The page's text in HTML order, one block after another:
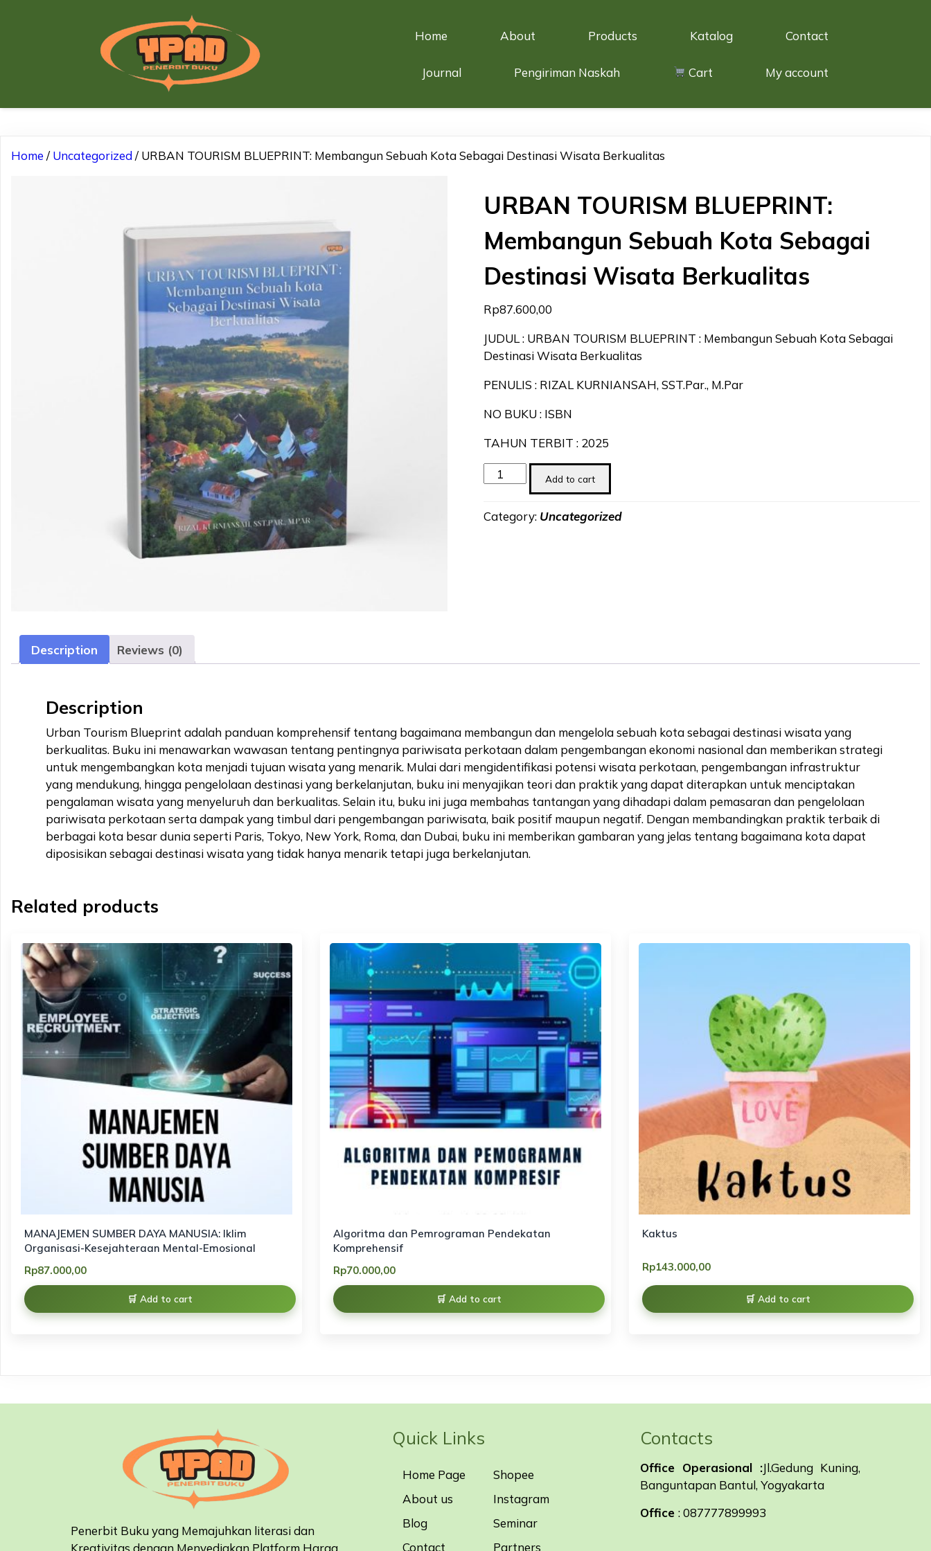
Home About Products Katalog Contact
Journal Pengiriman Naskah Cart My account
Home /Uncategorized/ URBAN TOURISM BLUEPRINT: Membangun Sebuah Kota Sebagai Destinasi Wisata Berkualitas
URBAN TOURISM BLUEPRINT:
Membangun Sebuah Kota Sebagai
Destinasi Wisata Berkualitas
Rp87.600,00
JUDUL : URBAN TOURISM BLUEPRINT : Membangun Sebuah Kota Sebagai
Destinasi Wisata Berkualitas
PENULIS : RIZAL KURNIANSAH, SST.Par., M.Par
NO BUKU : ISBN
TAHUN TERBIT : 2025
URBAN
TOURISM
Membangun
Add to cart
Category: Uncategorized
Description Reviews (0)
Description
Urban Tourism Blueprint adalah panduan komprehensif tentang bagaimana membangun dan mengelola sebuah kota sebagai destinasi wisata yang
berkualitas. Buku ini menawarkan wawasan tentang pentingnya pariwisata perkotaan dalam pengembangan ekonomi nasional dan memberikan strategi
untuk mengembangkan kota menjadi tujuan wisata yang menarik. Mulai dari mengidentifikasi potensi wisata perkotaan, pengembangan infrastruktur
yang mendukung, hingga pengelolaan destinasi yang berkelanjutan, buku ini menyajikan teori dan praktik yang dapat diterapkan untuk menciptakan
pengalaman wisata yang menyeluruh dan berkualitas. Selain itu, buku ini juga membahas tantangan yang dihadapi dalam pemasaran dan pengelolaan
pariwisata perkotaan serta dampak yang timbul dari pengembangan pariwisata, baik positif maupun negatif. Dengan membandingkan praktik terbaik di
berbagai kota besar dunia seperti Paris, Tokyo, New York, Roma, dan Dubai, buku ini memberikan gambaran yang jelas tentang bagaimana kota dapat
diposisikan sebagai destinasi wisata yang tidak hanya menarik tetapi juga berkelanjutan.
Related products
MANAJEMEN SUMBER DAYA MANUSIA: Iklim
Organisasi-Kesejahteraan Mental-Emosional
Rp87.000,00
Add to cart
Algoritma dan Pemrograman Pendekatan
Komprehensif
Rp70.000,00
Add to cart
Kaktus
Rp143.000,00
Add to cart
Penerbit Buku yang Memajuhkan literasi dan
Kreativitas dengan Menyediakan Platform Harga
Quick Links
Home Page
About us
Blog
Contact
Shopee
Instagram
Seminar
Partners
Contacts
Office Operasional :Jl.Gedung Kuning,
Banguntapan Bantul, Yogyakarta
Office: 087777899993